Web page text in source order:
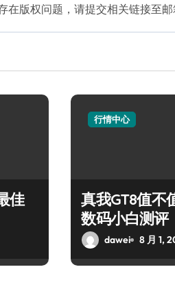
在版权问题，请提交相关链接至
佳
行情中心
真我GT8值不
数码小白测评
dawei 8 月 1,